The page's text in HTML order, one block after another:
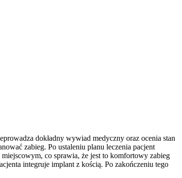
dokładny wywiad medyczny oraz ocenia stan
zabieg. Po ustaleniu planu leczenia pacjent
co sprawia, że jest to komfortowy zabieg
integruje implant z kością. Po zakończeniu tego